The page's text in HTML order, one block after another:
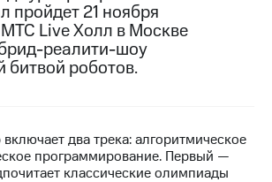
пройдет 21 ноября
Live Холл в Москве
реалити-шоу
роботов.
два трека: алгоритмическое
программирование. Первый —
классические олимпиады